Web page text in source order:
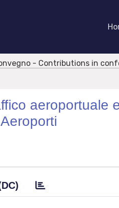
- Contributions in
aeroportuale